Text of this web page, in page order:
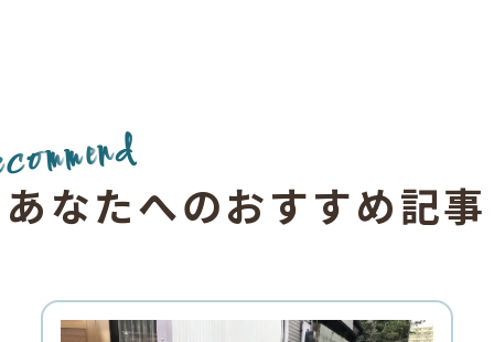
commend
あなたへのおすすめ記事